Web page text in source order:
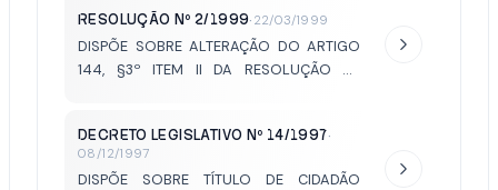
RESOLUÇÃO Nº 2/1999· 22/03/1999
DISPÕE SOBRE ALTERAÇÃO DO ARTIGO
144, §3º ITEM II DA RESOLUÇÃO Nº
DECRETO LEGISLATIVO Nº 14/1997·
08/12/1997
DISPÕE SOBRE TÍTULO DE CIDADÃO